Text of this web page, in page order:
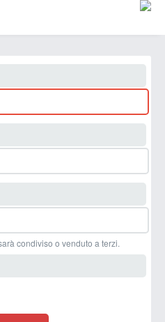
condiviso o venduto a terzi.